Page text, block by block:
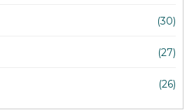
(30)
(27)
(26)